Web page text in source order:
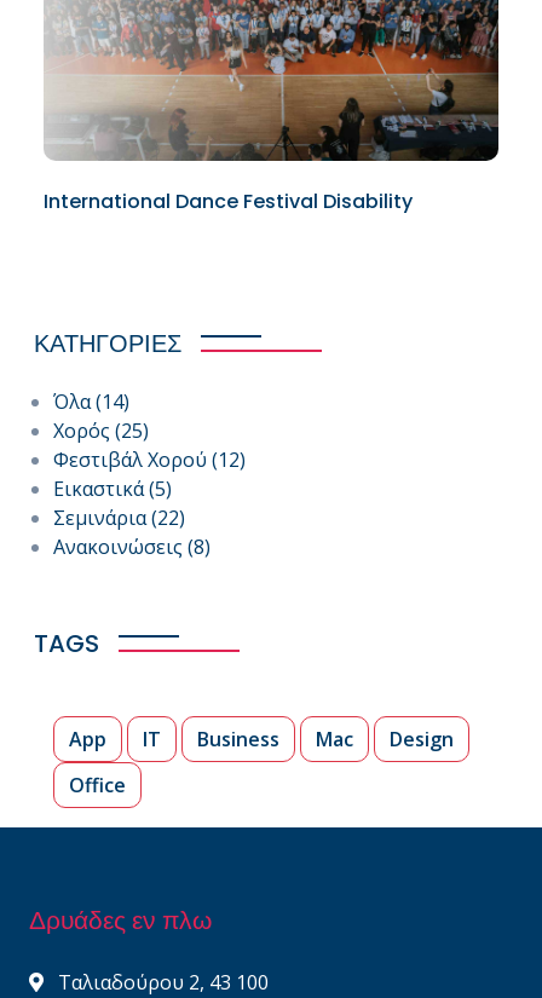
International Dance Festival Disability
ΚΑΤΗΓΟΡΙΕΣ
Όλα(14)
Χορός (25)
Φεστιβάλ Χορού (12)
Εικαστικά(5)
Σεμινάρια(22)
Ανακοινώσεις (8)
TAGS
App IT Business Mac
Design
Office
Δρυάδες εν πλω
Ταλιαδούρου 2, 43 100